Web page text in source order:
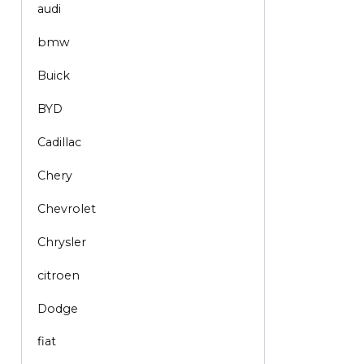
audi
bmw
Buick
BYD
Cadillac
Chery
Chevrolet
Chrysler
citroen
Dodge
fiat